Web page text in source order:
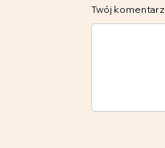
Twój komentarz